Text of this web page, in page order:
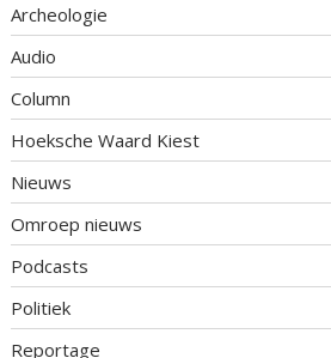
Archeologie
Audio
Column
Hoeksche Waard Kiest
Nieuws
Omroep nieuws
Podcasts
Politiek
Reportage